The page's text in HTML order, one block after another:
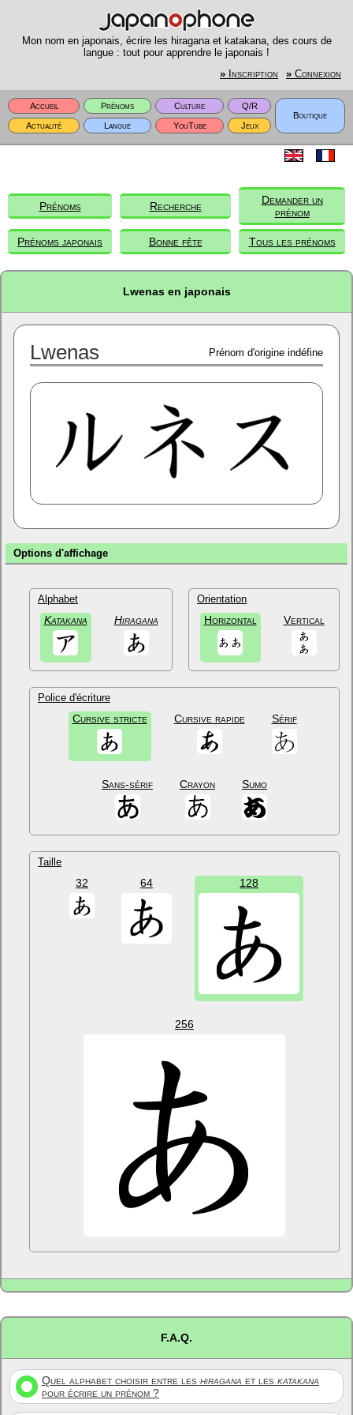
Mon nom en japonais, écrire les hiragana et katakana, des cours de
langue : tout pour apprendre le japonais !
» Inscription » Connexion
Accueil Prénoms Culture
Q/R
Boutique
Actualité
Langue YouTube Jeux
Prénoms Recherche
Demander un
prénom
Prénoms japonais Bonne fête Tous les prénoms
Lwenas en japonais
Lwenas Prénom d'origine indéfine
Options d'affichage
Alphabet
Katakana Hiragana
Orientation
Horizontal Vertical
Police d'écriture
Cursive stricte Cursive rapide Sérif
Sans-sérif Crayon Sumo
Taille
32 64 128
256
F.A.Q.
Quel alphabet choisir entre les hiragana et les katakana
pour écrire un prénom ?